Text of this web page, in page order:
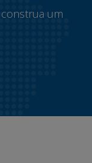
um